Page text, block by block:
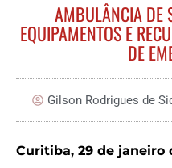
AMBULÂNCIA DE
EQUIPAMENTOS E
DE
Gilson Rodrigues de
Curitiba, 29 de janeiro